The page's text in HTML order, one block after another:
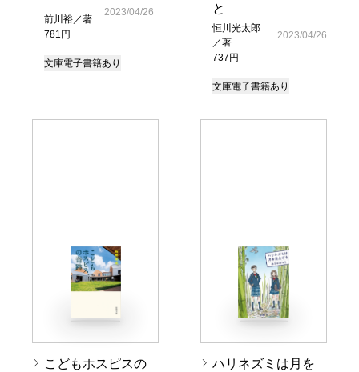
前川裕／著
781円
2023/04/26
文庫電子書籍あり
と
恒川光太郎
／著
737円
2023/04/26
文庫電子書籍あり
こどもホスピスの
ハリネズミは月を